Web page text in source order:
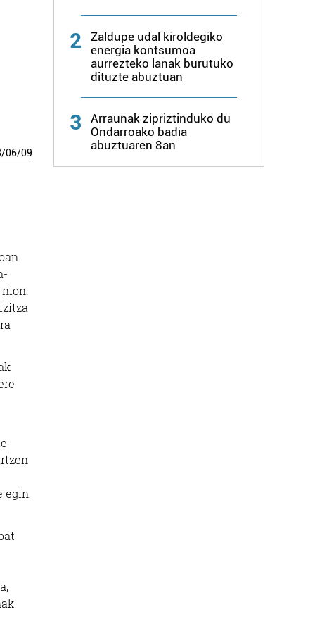
/06/09
egin
2
Zaldupe udal kiroldegiko
energia kontsumoa
aurrezteko lanak burutuko
dituzte abuztuan
3
Arraunak zipriztinduko du
Ondarroako badia
abuztuaren 8an